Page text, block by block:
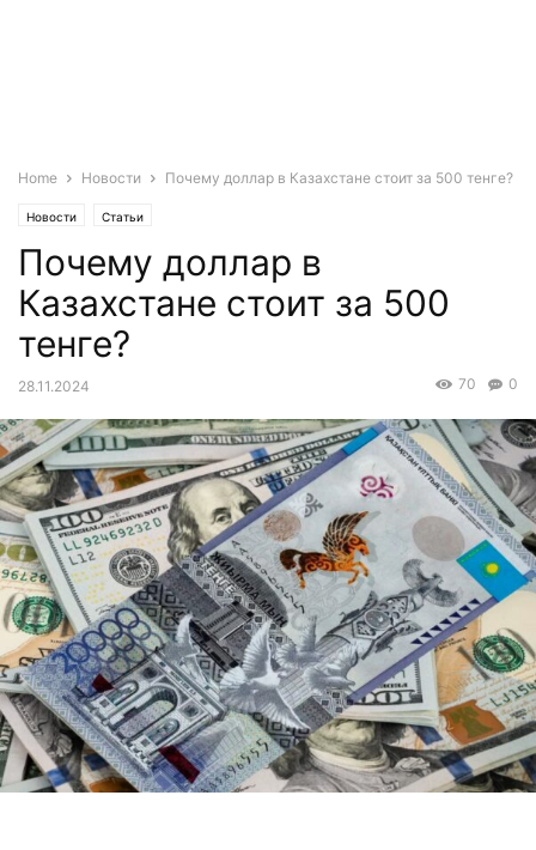
Home Новости Почему доллар в Казахстане стоит за 500 тенге?
Новости Статьи
Почему доллар в
Казахстане стоит за 500
тенге?
28.11.2024 0
70